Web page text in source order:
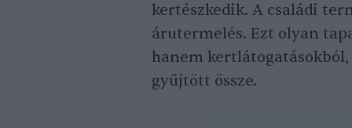
kertészkedik. A családi
árutermelés. Ezt olyan
hanem
gyűjtött össze.